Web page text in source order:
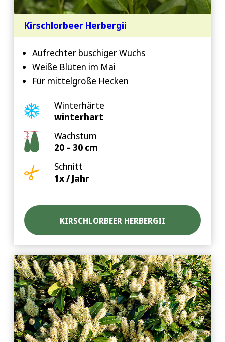
Kirschlorbeer Herbergii
Aufrechter buschiger Wuchs
Weiße Blüten im Mai
Für mittelgroße Hecken
Winterhärte
winterhart
Wachstum
20 – 30 cm
Schnitt
1x / Jahr
KIRSCHLORBEER HERBERGII